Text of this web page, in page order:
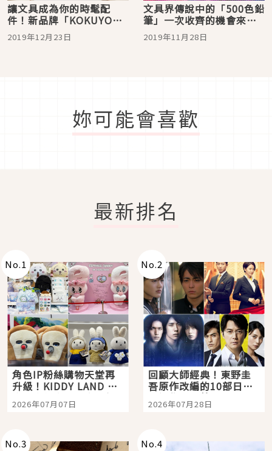
讓文具成為你的時髦配
件！新品牌「KOKUYO
ME」帶你展現出不同的自
我風格
2019年12月23日
文具界傳說中的「500色鉛
筆」一次收齊的機會來
了！不必再苦等25個月啦
2019年11月28日
妳可能會喜歡
最新排名
No.1
角色IP粉絲購物天堂再
升級！KIDDY LAND 原
宿店吉伊卡哇迎客，新
開幕 OMOKADO 店3分
2026年07月07日
No.2
回顧大師經典！東野圭
吾原作改編的10部日本
影視作品推薦
2026年07月28日
No.3 No.4